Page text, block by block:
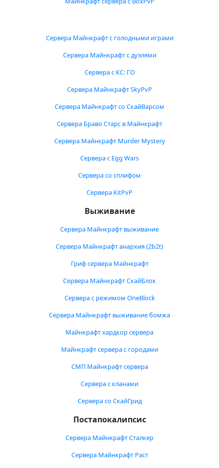
Сервера Майнкрафт с голодными играми
Сервера Майнкрафт с дуэлями
Сервера с КС: ГО
Сервера Майнкрафт SkyPvP
Сервера Майнкрафт со СкайВарсом
Сервера Браво Старс в Майнкрафт
Сервера Майнкрафт Murder Mystery
Сервера с Egg Wars
Сервера со сплифом
Сервера KitPvP
Выживание
Сервера Майнкрафт выживание
Сервера Майнкрафт анархия (2b2t)
Гриф сервера Майнкрафт
Сервера Майнкрафт СкайБлок
Сервера с режимом OneBlock
Сервера Майнкрафт выживание бомжа
Майнкрафт хардкор сервера
Майнкрафт сервера с городами
СМП Майнкрафт сервера
Сервера с кланами
Сервера со СкайГрид
Постапокалипсис
Сервера Майнкрафт Сталкер
Сервера Майнкрафт Раст